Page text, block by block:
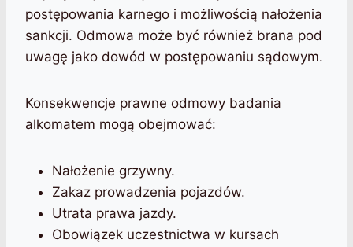
postępowania karnego i możliwością nałożenia
sankcji. Odmowa może być również brana pod
uwagę jako dowód w postępowaniu sądowym.
Konsekwencje prawne odmowy badania
alkomatem mogą obejmować:
Nałożenie grzywny.
Zakaz prowadzenia pojazdów.
Utrata prawa jazdy.
Obowiązek uczestnictwa w kursach